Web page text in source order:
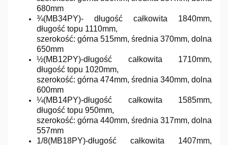
680mm
¾(MB34PY)- długość całkowita 1840mm,
długość topu 1110mm,
szerokość: górna 515mm, średnia 370mm, dolna
650mm
½(MB12PY)-długość całkowita 1710mm,
długość topu 1020mm,
szerokość: górna 474mm, średnia 340mm, dolna
600mm
¼(MB14PY)-długość całkowita 1585mm,
długość topu 950mm,
szerokość: górna 440mm, średnia 317mm, dolna
557mm
1/8(MB18PY)-długość całkowita 1407mm,